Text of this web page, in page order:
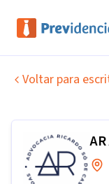
Voltar para